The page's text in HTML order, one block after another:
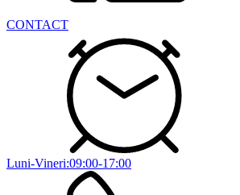
CONTACT
Luni-Vineri:09:00-17:00